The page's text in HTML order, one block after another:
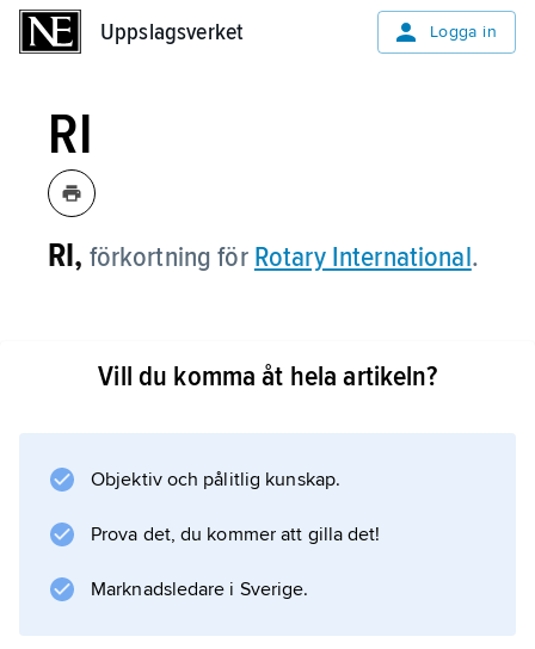
Uppslagsverket Logga in
RI
RI, förkortning för Rotary International.
Vill du komma åt hela artikeln?
Objektiv och pålitlig kunskap.
Prova det, du kommer att gilla det!
Marknadsledare i Sverige.